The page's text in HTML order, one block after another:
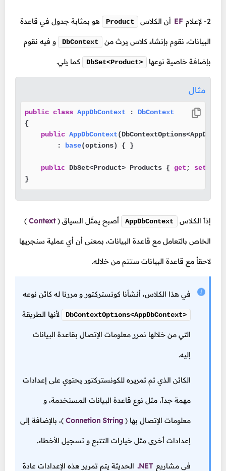
2- لإعلام EF أن الكلاس Product هو بمثابة جدول في قاعدة
البيانات، نقوم بإنشاء كلاس يرث من DbContext و فيه نقوم
بإضافة خاصية نوعها DbSet<Product> كما يلي.
مثال
public class AppDbContext : DbContext
{
public AppDbContext(
        :
base(options) { }
public DbSet<Product> Products { get ; set
}
إذاً الكلاس AppDbContext أصبح يمثّل السياق (
Context
)
الخاص بالتعامل مع قاعدة البيانات، بمعنى أن أي عملية سنجريها
لاحقاُ مع قاعدة البيانات ستتم من خلاله.
في هذا الكلاس، أنشأنا كونستركتور و مررنا له كائن نوعه
DbContextOptions<AppDbContext> لأنها الطريقة
التي من خلالها نمرر معلومات الإتصال بقاعدة البيانات
إليه.
الكائن الذي تم تمريره للكونستركتور يحتوي على إعدادات
مهمة جداً، مثل نوع قاعدة البيانات المستخدمة، و
معلومات الإتصال بها (
Connetion String )، بالإضافة إلى
إعدادات أخرى مثل خيارات التتبع و تسجيل الأخطاء.
في مشاريع .NET الحديثة يتم تمرير هذه الإعدادات عادةً